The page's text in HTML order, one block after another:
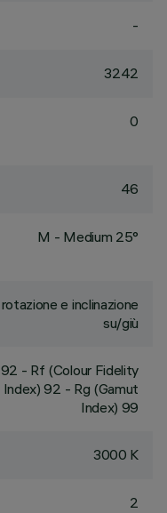
-
3242
0
46
M - Medium 25°
rotazione e inclinazione
su/giù
92 - Rf (Colour Fidelity
Index) 92 - Rg (Gamut
Index) 99
3000 K
2